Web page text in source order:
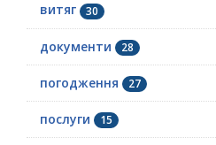
витяг 30
документи 28
погодження 27
послуги 15